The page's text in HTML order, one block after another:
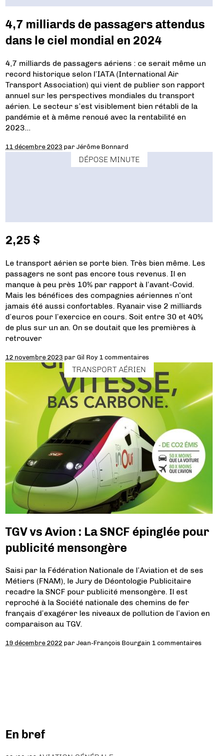
4,7 milliards de passagers attendus
dans le ciel mondial en 2024
4,7 milliards de passagers aériens : ce serait même un
record historique selon l’IATA (International Air
Transport Association) qui vient de publier son rapport
annuel sur les perspectives mondiales du transport
aérien. Le secteur s’est visiblement bien rétabli de la
pandémie et à même renoué avec la rentabilité en
2023…
11 décembre 2023 parJérôme Bonnard
DÉPOSE MINUTE
2,25 $
Le transport aérien se porte bien. Très bien même. Les
passagers ne sont pas encore tous revenus. Il en
manque à peu près 10% par rapport à l’avant-Covid.
Mais les bénéfices des compagnies aériennes n’ont
jamais été aussi confortables. Ryanair vise 2 milliards
d’euros pour l’exercice en cours. Soit entre 30 et 40%
de plus sur un an. On se doutait que les premières à
retrouver
12 novembre 2023 parGil Roy 1 commentaires
TRANSPORT AÉRIEN
TGV vs Avion : La SNCF épinglée pour
publicité mensongère
Saisi par la Fédération Nationale de l’Aviation et de ses
Métiers (FNAM), le Jury de Déontologie Publicitaire
recadre la SNCF pour publicité mensongère. Il est
reproché à la Société nationale des chemins de fer
français d’exagérer les niveaux de pollution de l’avion en
comparaison au TGV.
19 décembre 2022 parJean-François Bourgain 1 commentaires
En bref